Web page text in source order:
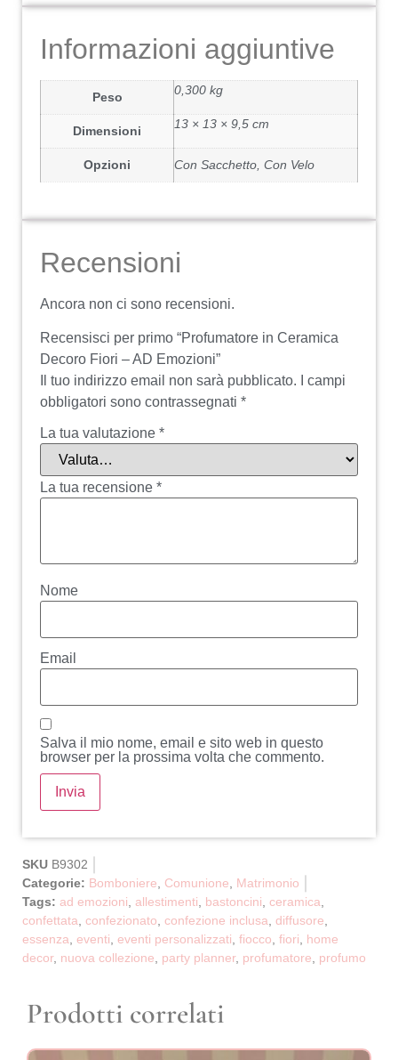
Informazioni aggiuntive
Peso 0,300 kg
Dimensioni 13 × 13 × 9,5 cm
Opzioni Con Sacchetto, Con Velo
Recensioni
Ancora non ci sono recensioni.
Recensisci per primo “Profumatore in Ceramica
Decoro Fiori – AD Emozioni”
Il tuo indirizzo email non sarà pubblicato.
I campi
obbligatori sono contrassegnati *
La tua valutazione *
La tua recensione *
Nome
Email
Salva il mio nome, email e sito web in questo
browser per la prossima volta che commento.
SKU B9302
Categorie: Bomboniere, Comunione, Matrimonio
Tags: ad emozioni, allestimenti, bastoncini, ceramica,
confettata, confezionato, confezione inclusa, diffusore,
essenza, eventi, eventi personalizzati, fiocco, fiori, home
decor, nuova collezione, party planner, profumatore, profumo
Prodotti correlati